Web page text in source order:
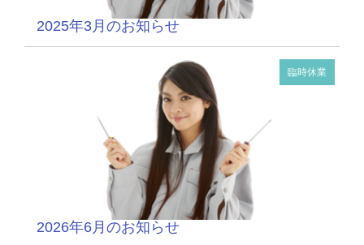
2025年3月のお知らせ
臨時休業
2026年6月のお知らせ